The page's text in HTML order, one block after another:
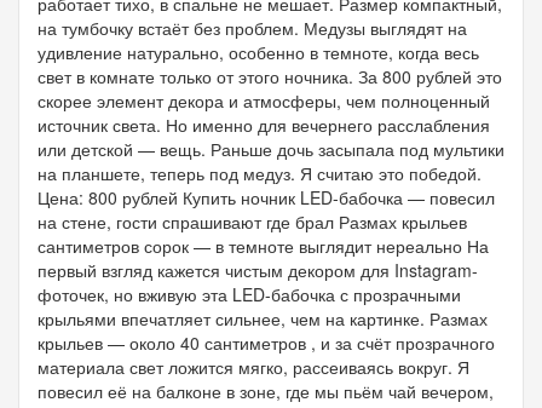
на тумбочку встаёт без проблем. Медузы выглядят на
удивление натурально, особенно в темноте, когда весь
свет в комнате только от этого ночника. За 800 рублей это
скорее элемент декора и атмосферы, чем полноценный
источник света. Но именно для вечернего расслабления
или детской — вещь. Раньше дочь засыпала под мультики
на планшете, теперь под медуз. Я считаю это победой.
Цена: 800 рублей Купить ночник LED-бабочка — повесил
на стене, гости спрашивают где брал Размах крыльев
сантиметров сорок — в темноте выглядит нереально На
первый взгляд кажется чистым декором для Instagram-
фоточек, но вживую эта LED-бабочка с прозрачными
крыльями впечатляет сильнее, чем на картинке. Размах
крыльев — около 40 сантиметров , и за счёт прозрачного
материала свет ложится мягко, рассеиваясь вокруг. Я
повесил её на балконе в зоне, где мы пьём чай вечером,